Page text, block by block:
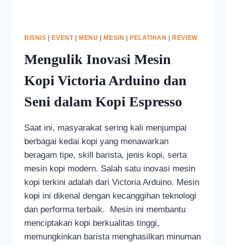
BISNIS EVENT| MENU MESIN PELATIHAN REVIEW
Mengulik Inovasi Mesin
Kopi Victoria Arduino dan
Seni dalam Kopi Espresso
Saat ini, masyarakat sering kali menjumpai
berbagai kedai kopi yang menawarkan
beragam tipe, skill barista, jenis kopi, serta
mesin kopi modern. Salah satu inovasi mesin
kopi terkini adalah dari Victoria Arduino. Mesin
kopi ini dikenal dengan kecanggihan teknologi
dan performa terbaik. Mesin ini membantu
menciptakan kopi berkualitas tinggi,
memungkinkan barista menghasilkan minuman